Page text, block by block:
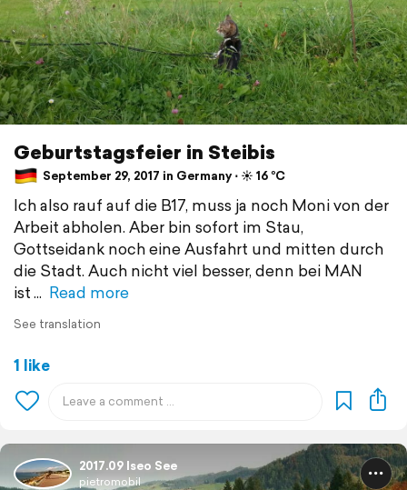
Geburtstagsfeier in Steibis
September 29, 2017 in Germany ⋅ ☀️ 16 °C
Ich also rauf auf die B17, muss ja noch Moni von der
Arbeit abholen. Aber bin sofort im Stau,
Gottseidank noch eine Ausfahrt und mitten durch
die Stadt. Auch nicht viel besser, denn bei MAN
ist
Read more
See translation
1 like
2017.09 Iseo See
pietromobil